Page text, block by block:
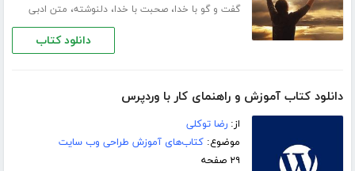
گفت و گو با خدا،صحبت با خدا،دلنوشته، متن ادبی
دانلود کتاب
دانلود کتاب آموزش و راهنمای کار با وردپرس
از:رضا توکلی
موضوع:کتاب‌های آموزش طراحی وب سایت
۲۹ صفحه